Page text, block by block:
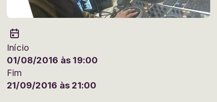
Início
01/08/2016 às 19:00
Fim
21/09/2016 às 21:00